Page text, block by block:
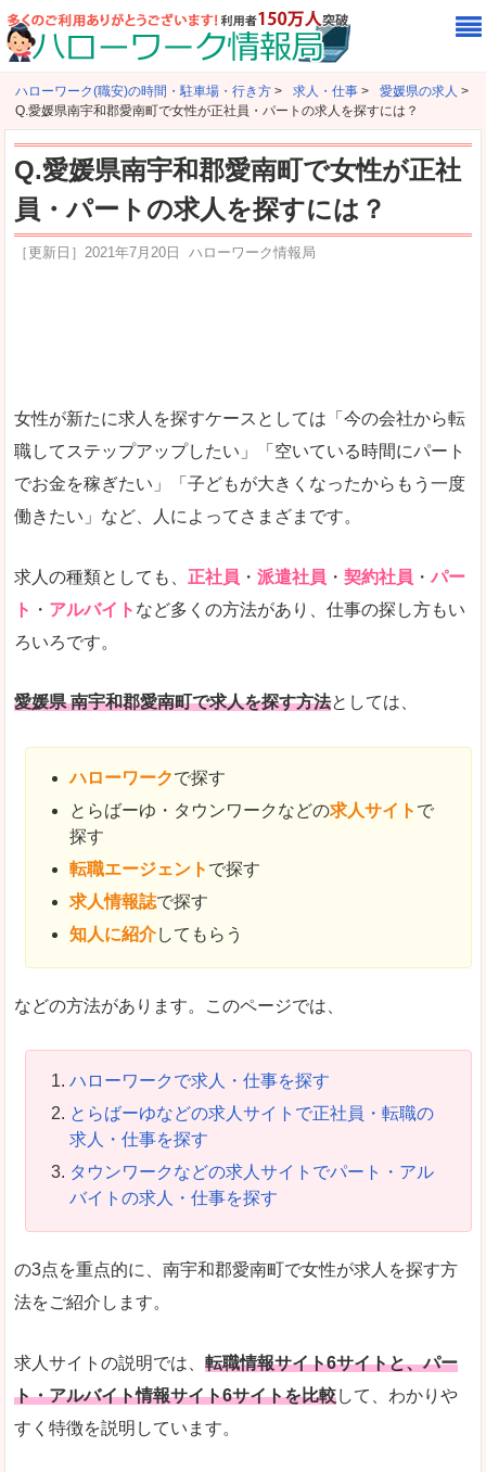
ハローワーク(職安)の時間・駐車場・行き方 > 求人・仕事 > 愛媛県の求人 >
Q.愛媛県南宇和郡愛南町で女性が正社員・パートの求人を探すには？
Q.愛媛県南宇和郡愛南町で女性が正社
員・パートの求人を探すには？
［更新日］ 2021年7月20日 ハローワーク情報局
女性が新たに求人を探すケースとしては「今の会社から転
職してステップアップしたい」「空いている時間にパート
でお金を稼ぎたい」「子どもが大きくなったからもう一度
働きたい」など、人によってさまざまです。
求人の種類としても、 正社員 ・ 派遣社員 ・ 契約社員 ・ パー
ト ・ アルバイト など多くの方法があり、仕事の探し方もい
ろいろです。
愛媛県 南宇和郡愛南町で求人を探す方法としては、
ハローワークで探す
とらばーゆ・タウンワークなどの求人サイト で
探す
転職エージェント で探す
求人情報誌で探す
知人に紹介してもらう
などの方法があります。このページでは、
ハローワークで求人・仕事を探す
とらばーゆなどの求人サイトで正社員・転職の
求人・仕事を探す
タウンワークなどの求人サイトでパート・アル
バイトの求人・仕事を探す
の3点を重点的に、南宇和郡愛南町で女性が求人を探す方
法をご紹介します。
求人サイトの説明では、 転職情報サイト6サイトと、パー
ト・アルバイト情報サイト6サイトを比較して、わかりや
すく特徴を説明しています。